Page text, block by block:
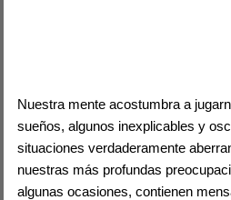
Nuestra mente acostumbra a
sueños, algunos inexplicables y
situaciones verdaderamente
nuestras más profundas
algunas ocasiones, contienen